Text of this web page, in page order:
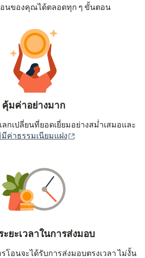
นของคุณได้ตลอดทุก ๆ ขั้นตอน
คุ้มค่าอย่างมาก
กเปลี่ยนที่ยอดเยี่ยมอย่างสม่ำเสมอและ
มีค่าธรรมเนียมแฝง
ะยะเวลาในการส่งมอบ
โอนจะได้รับการส่งมอบตรงเวลา ไม่งั้น